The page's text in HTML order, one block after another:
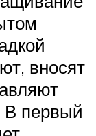
вносят
В первый